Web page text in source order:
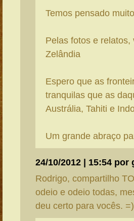
Temos pensado
Pelas fotos e
Zelândia
Espero que as
tranquilas que as
Austrália, Tahiti e
Um grande abraço
24/10/2012 | 15:54 por
Rodrigo, compartilho
odeio e odeio todas,
deu certo para vocês.